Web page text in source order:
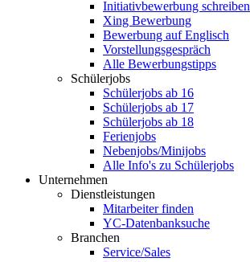
Initiativbewerbung schreiben
Xing Bewerbung
Bewerbung auf Englisch
Vorstellungsgespräch
Alle Bewerbungstipps
Schülerjobs
Schülerjobs ab 16
Schülerjobs ab 17
Schülerjobs ab 18
Ferienjobs
Nebenjobs/Minijobs
Alle Info's zu Schülerjobs
Unternehmen
Dienstleistungen
Mitarbeiter finden
YC-Datenbanksuche
Branchen
Service/Sales